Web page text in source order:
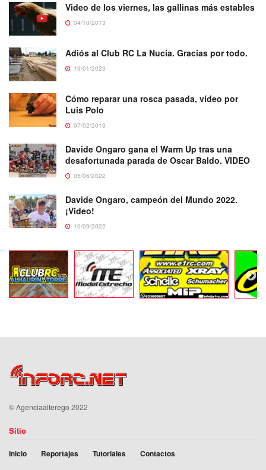
Video de los viernes, las gallinas más estables
04/10/2013
Adiós al Club RC La Nucia. Gracias por todo.
19/01/2023
Cómo reparar una rosca pasada, vídeo por
Luis Polo
07/02/2013
Davide Ongaro gana el Warm Up tras una
desafortunada parada de Oscar Baldo. VIDEO
05/06/2022
Davide Ongaro, campeón del Mundo 2022.
¡Video!
10/09/2022
©Agenciaalterego 2022
Sitio
Inicio Reportajes Tutoriales Contactos